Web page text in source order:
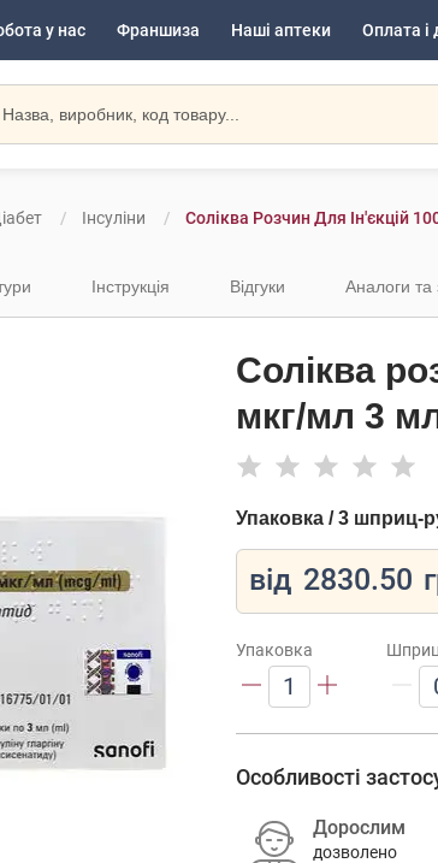
у нас Франшиза Наші аптеки Оплата і
Інсуліни Соліква Розчин Для Ін'єкцій
Інструкція Відгуки Аналоги та
Соліква
мкг/мл 3
Упаковка / 3 шприц-
від 2830.50
Упаковка
1
Особливості
Дорослим
дозволено